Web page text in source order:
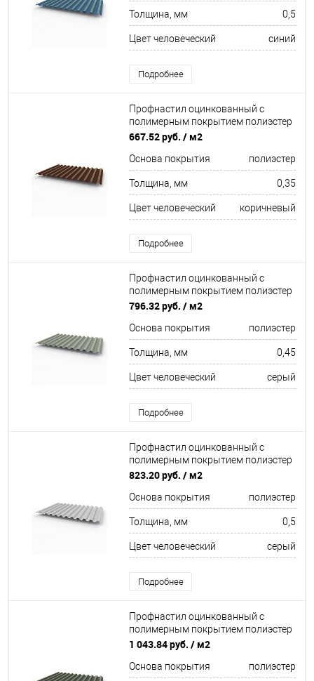
Толщина, мм 0,5
Цвет человеческий синий
Подробнее
Профнастил оцинкованный с
полимерным покрытием полиэстер
С21 buildstor 0,35х1051мм RAL 8016
667.52 руб. / м2
Основа покрытия полиэстер
Толщина, мм 0,35
Цвет человеческий коричневый
Подробнее
Профнастил оцинкованный с
полимерным покрытием полиэстер
С21 buildstor 0,45х1051мм RAL 7042
796.32 руб. / м2
Основа покрытия полиэстер
Толщина, мм 0,45
Цвет человеческий серый
Подробнее
Профнастил оцинкованный с
полимерным покрытием полиэстер
С21 buildstor 0,5х1051мм RAL 7047
823.20 руб. / м2
Основа покрытия полиэстер
Толщина, мм 0,5
Цвет человеческий серый
Подробнее
Профнастил оцинкованный с
полимерным покрытием полиэстер
С21 buildstor 0,7х1051мм RAL 7043
1 043.84 руб. / м2
Основа покрытия полиэстер